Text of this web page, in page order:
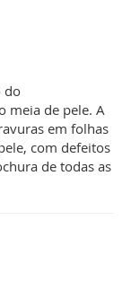
do
meia de pele. A
em folhas
com defeitos
de todas as